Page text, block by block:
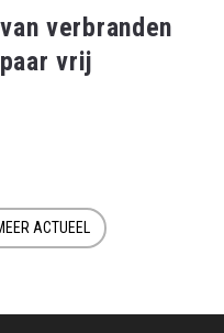
verbranden
vrij
ACTUEEL